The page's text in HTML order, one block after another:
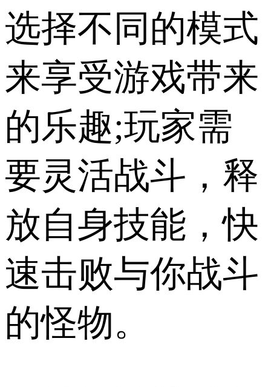
选择不同的模式
来享受游戏带来
的乐趣;玩家需
要灵活战斗，释
放自身技能，快
速击败与你战斗
的怪物。